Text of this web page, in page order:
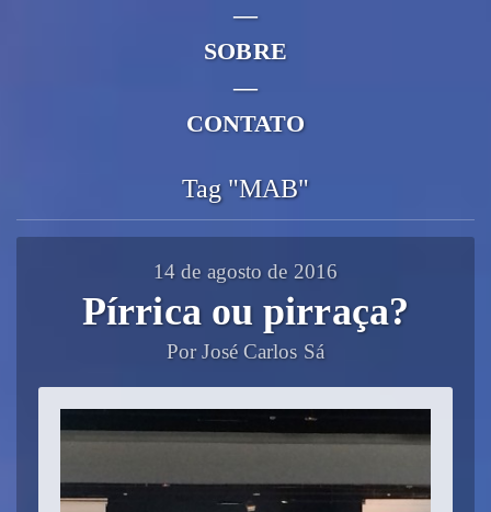
—
SOBRE
—
CONTATO
Tag "MAB"
14 de agosto de 2016
Pírrica ou pirraça?
Por José Carlos Sá